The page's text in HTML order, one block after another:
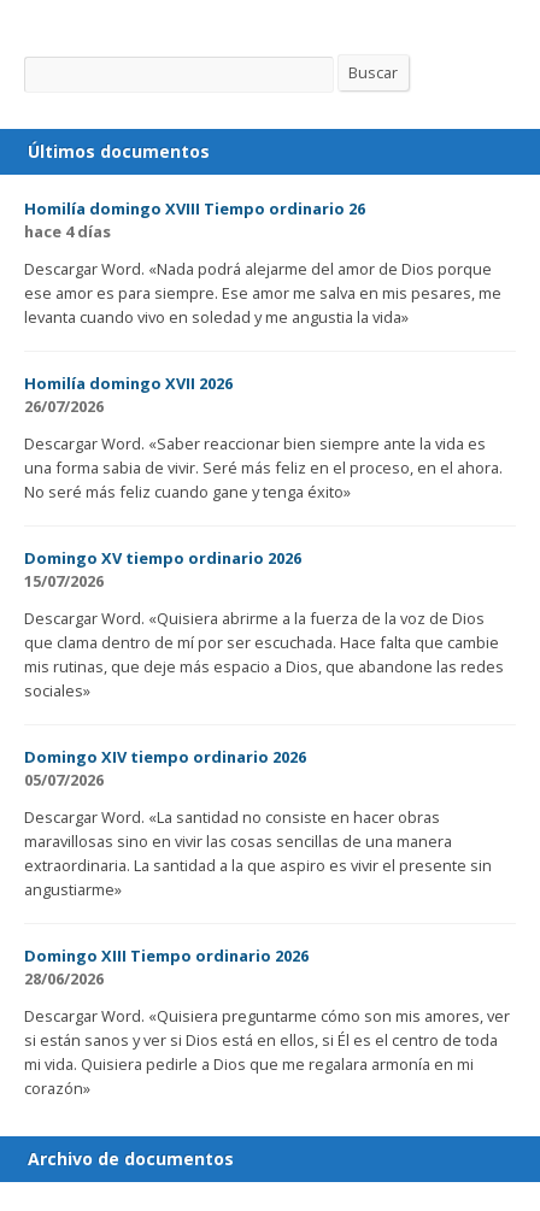
Buscar Buscar
Últimos documentos
Homilía domingo XVIII Tiempo ordinario 26
hace 4 días
Descargar Word. «Nada podrá alejarme del amor de Dios porque
ese amor es para siempre. Ese amor me salva en mis pesares, me
levanta cuando vivo en soledad y me angustia la vida»
Homilía domingo XVII 2026
26/07/2026
Descargar Word. «Saber reaccionar bien siempre ante la vida es
una forma sabia de vivir. Seré más feliz en el proceso, en el ahora.
No seré más feliz cuando gane y tenga éxito»
Domingo XV tiempo ordinario 2026
15/07/2026
Descargar Word. «Quisiera abrirme a la fuerza de la voz de Dios
que clama dentro de mí por ser escuchada. Hace falta que cambie
mis rutinas, que deje más espacio a Dios, que abandone las redes
sociales»
Domingo XIV tiempo ordinario 2026
05/07/2026
Descargar Word. «La santidad no consiste en hacer obras
maravillosas sino en vivir las cosas sencillas de una manera
extraordinaria. La santidad a la que aspiro es vivir el presente sin
angustiarme»
Domingo XIII Tiempo ordinario 2026
28/06/2026
Descargar Word. «Quisiera preguntarme cómo son mis amores, ver
si están sanos y ver si Dios está en ellos, si Él es el centro de toda
mi vida. Quisiera pedirle a Dios que me regalara armonía en mi
corazón»
Archivo de documentos